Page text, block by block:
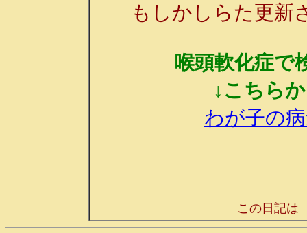
もしかしらた更新
喉頭軟化症で
↓こちら
わが子の
この日記は